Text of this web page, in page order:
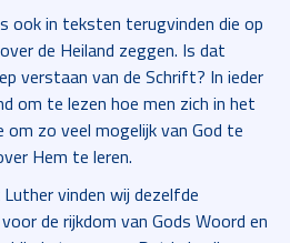
ook in teksten terugvinden die op
de Heiland zeggen. Is dat
verstaan van de Schrift? In ieder
om te lezen hoe men zich in het
om zo veel mogelijk van God te
Hem te leren.
vinden wij dezelfde
de rijkdom van Gods Woord en